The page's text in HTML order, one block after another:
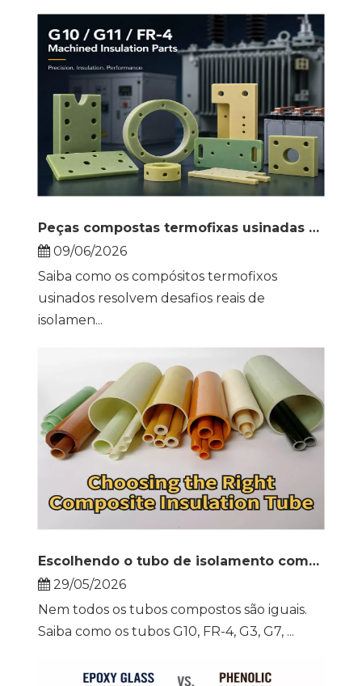
Peças compostas termofixas usinadas para isolamento elétrico
09/06/2026
Saiba como os compósitos termofixos
usinados resolvem desafios reais de
isolamen...
Escolhendo o tubo de isolamento composto correto
29/05/2026
Nem todos os tubos compostos são iguais.
Saiba como os tubos G10, FR-4, G3, G7, ...